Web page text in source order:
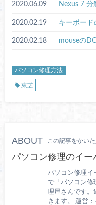
2020.06.09 Nexus 7 分
2020.02.19 キーボード
2020.02.18 mouseの
パソコン修理方法
東芝
ABOUT この記事をかいた
パソコン修理のイー
パソコン修理イ
で「パソコン修
理屋さんです。
きます。 運営